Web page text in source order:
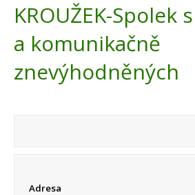
KROUŽEK-Spolek
a komunikačně
znevýhodněných
Adresa